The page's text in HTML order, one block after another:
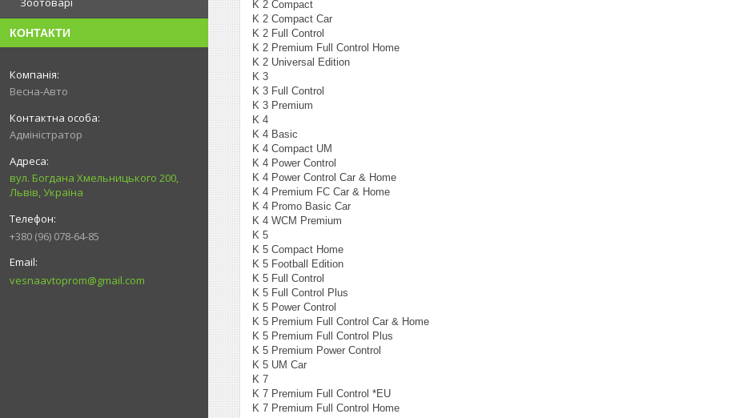
КОНТАКТИ
Весна-Авто
Адміністратор
вул. Богдана Хмельницького 200,
Львів, Україна
+380 (96) 078-64-85
vesnaavtoprom@gmail.com
K 2 Compact
K 2 Compact Car
K 2 Full Control
K 2 Premium Full Control Home
K 2 Universal Edition
K 3
K 3 Full Control
K 3 Premium
K 4
K 4 Basic
K 4 Compact UM
K 4 Power Control
K 4 Power Control Car & Home
K 4 Premium FC Car & Home
K 4 Promo Basic Car
K 4 WCM Premium
K 5
K 5 Compact Home
K 5 Football Edition
K 5 Full Control
K 5 Full Control Plus
K 5 Power Control
K 5 Premium Full Control Car & Home
K 5 Premium Full Control Plus
K 5 Premium Power Control
K 5 UM Car
K 7
K 7 Premium Full Control *EU
K 7 Premium Full Control Home